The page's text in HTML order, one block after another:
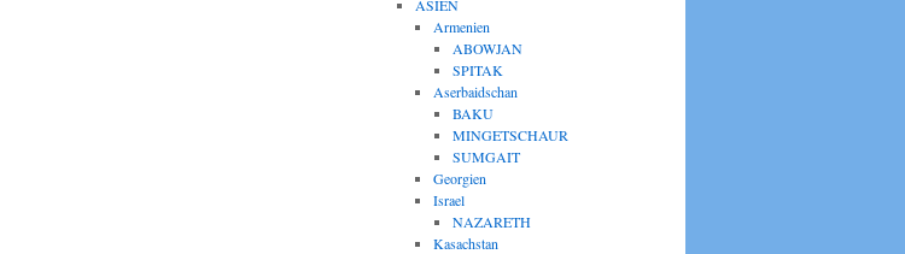
ASIEN
Armenien
ABOWJAN
SPITAK
Aserbaidschan
BAKU
MINGETSCHAUR
SUMGAIT
Georgien
Israel
NAZARETH
Kasachstan